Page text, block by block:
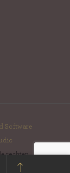
Software
rechten